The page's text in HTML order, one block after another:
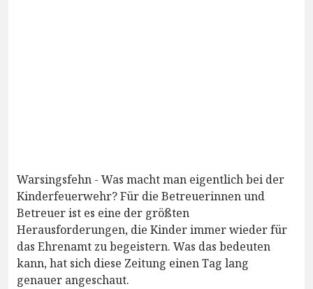
Warsingsfehn - Was macht man eigentlich bei der
Kinderfeuerwehr? Für die Betreuerinnen und
Betreuer ist es eine der größten
Herausforderungen, die Kinder immer wieder für
das Ehrenamt zu begeistern. Was das bedeuten
kann, hat sich diese Zeitung einen Tag lang
genauer angeschaut.